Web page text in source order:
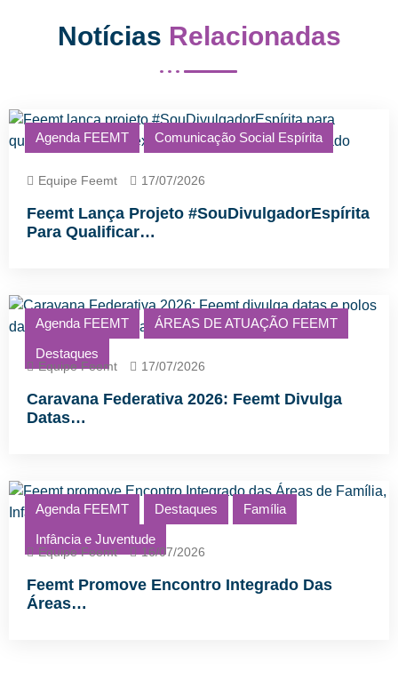
Notícias Relacionadas
Agenda FEEMT Comunicação Social Espírita
Equipe Feemt 17/07/2026
Feemt Lança Projeto #SouDivulgadorEspírita
Para Qualificar…
Agenda FEEMT
ÁREAS DE ATUAÇÃO FEEMT
Destaques
Equipe Feemt 17/07/2026
Caravana Federativa 2026: Feemt Divulga
Datas…
Agenda FEEMT Destaques
Família
Infância e Juventude
Equipe Feemt 16/07/2026
Feemt Promove Encontro Integrado Das
Áreas…